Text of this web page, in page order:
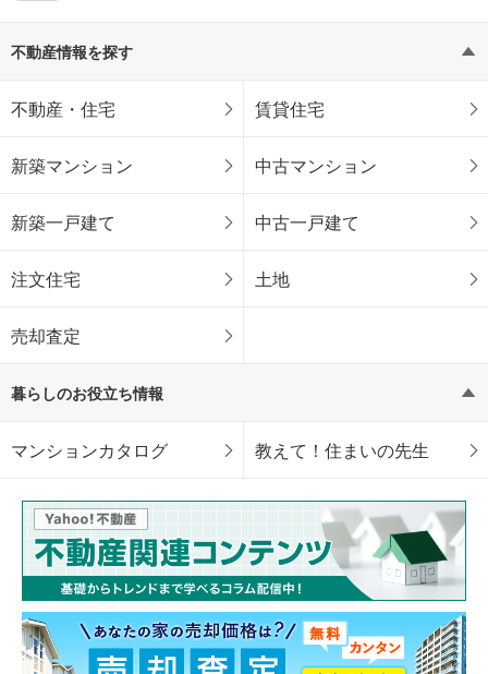
不動産情報を探す
不動産・住宅 賃貸住宅
新築マンション 中古マンション
新築一戸建て 中古一戸建て
注文住宅 土地
売却査定
暮らしのお役立ち情報
マンションカタログ 教えて！住まいの先生